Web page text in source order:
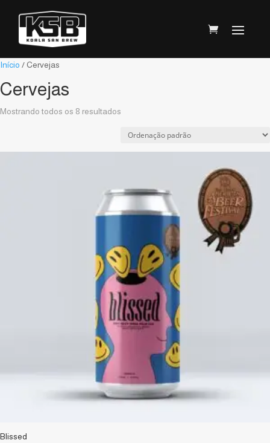
Início / Cervejas
Cervejas
Mostrando todos os 8 resultados
Blissed